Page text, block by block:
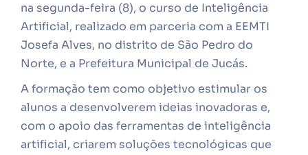
na segunda-feira (8), o curso de Inteligência
Artificial, realizado em parceria com a EEMTI
Josefa Alves, no distrito de São Pedro do
Norte, e a Prefeitura Municipal de Jucás.
A formação tem como objetivo estimular os
alunos a desenvolverem ideias inovadoras e,
com o apoio das ferramentas de inteligência
artificial, criarem soluções tecnológicas que